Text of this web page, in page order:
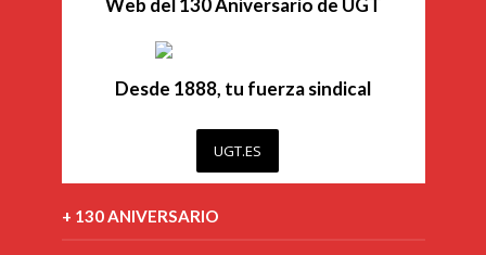
Desde 1888, tu fuerza sindical
UGT.ES
+ 130 ANIVERSARIO